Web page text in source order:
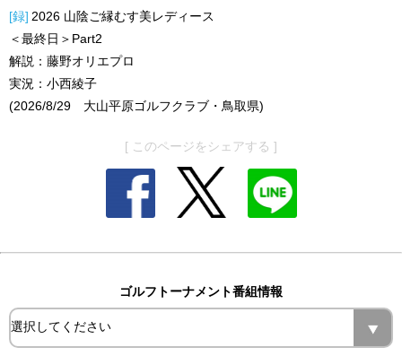
[録] 2026 山陰ご縁むす美レディース
＜最終日＞Part2
解説：藤野オリエプロ
実況：小西綾子
(2026/8/29 大山平原ゴルフクラブ・鳥取県)
[ このページをシェアする ]
ゴルフトーナメント番組情報